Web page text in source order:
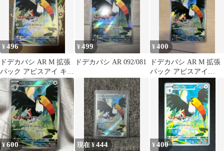
¥496
ドデカバシ AR M 拡張
パック アビスアイ キラ
092/081
¥499
ドデカバシ AR 092/081
¥400
ドデカバシ AR M 拡張
パック アビスアイ
092/081
¥600 現在 ¥444 ¥400